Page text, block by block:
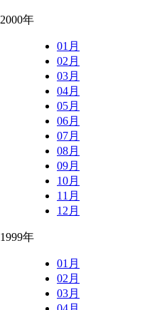
2000年
01月
02月
03月
04月
05月
06月
07月
08月
09月
10月
11月
12月
1999年
01月
02月
03月